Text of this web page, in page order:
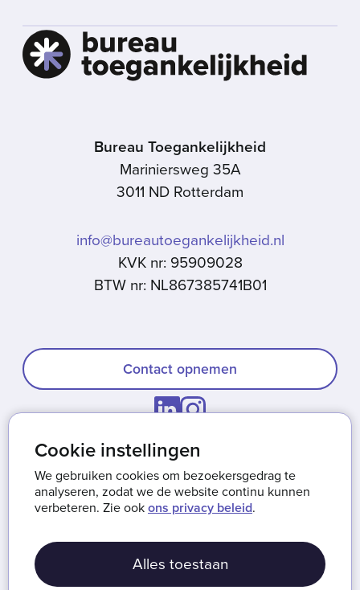
Bureau Toegankelijkheid
Mariniersweg 35A
3011 ND Rotterdam
info@bureautoegankelijkheid.nl
KVK nr: 95909028
BTW nr: NL867385741B01
Contact opnemen
Onze missie
Werken bij Bureau Toegankelijkheid
Privacy & cookies
Algemene voorwaarden
Disclaimer
Cookie instellingen
We gebruiken cookies om bezoekersgedrag te
analyseren, zodat we de website continu kunnen
verbeteren. Zie ookons privacy beleid.
Alles toestaan